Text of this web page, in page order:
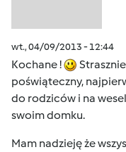
wt., 04/09/2013 - 12:44
Kochane !
poświąteczny,
do rodziców i na
swoim domku.
Mam nadzieję że